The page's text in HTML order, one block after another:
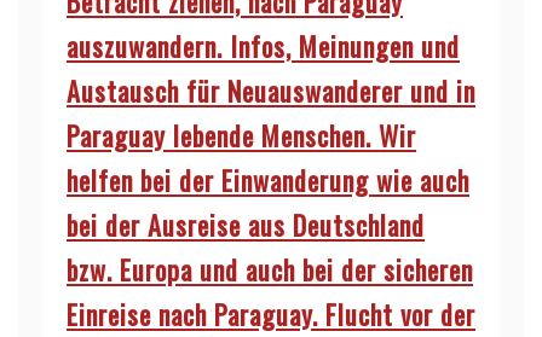
auszuwandern. Infos, Meinungen und
Austausch für Neuauswanderer und in
Paraguay lebende Menschen. Wir
helfen bei der Einwanderung wie auch
bei der Ausreise aus Deutschland
bzw. Europa und auch bei der sicheren
Einreise nach Paraguay. Flucht vor der